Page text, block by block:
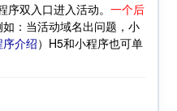
序双入口进入活动。一个后
如：当活动域名出问题，小
介绍）H5和小程序也可单